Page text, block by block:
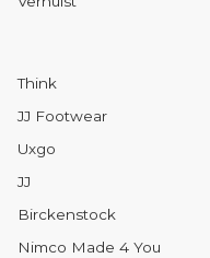
Think
JJ Footwear
Uxgo
JJ
Birckenstock
Nimco Made 4 You